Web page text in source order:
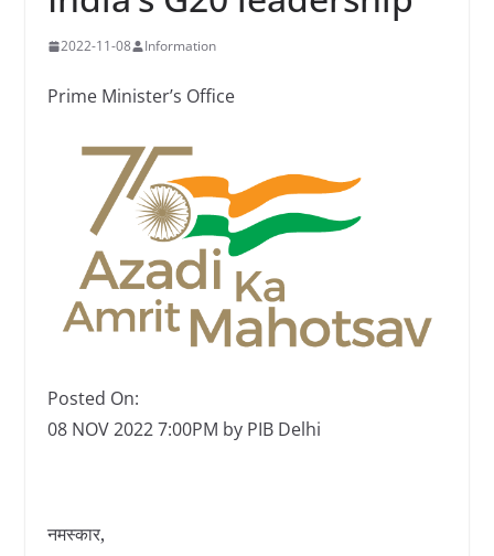
2022-11-08 Information
Prime Minister’s Office
Posted On:
08 NOV 2022 7:00PM by PIB Delhi
नमस्‍कार,